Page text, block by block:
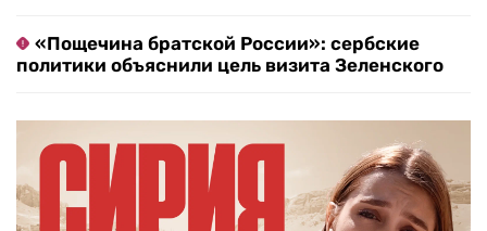
«Пощечина братской России»: сербские
политики объяснили цель визита Зеленского